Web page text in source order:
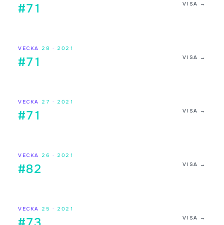
#71 VISA →
VECKA 28 · 2021
#71 VISA →
VECKA 27 · 2021
#71 VISA →
VECKA 26 · 2021
#82 VISA →
VECKA 25 · 2021
VISA →